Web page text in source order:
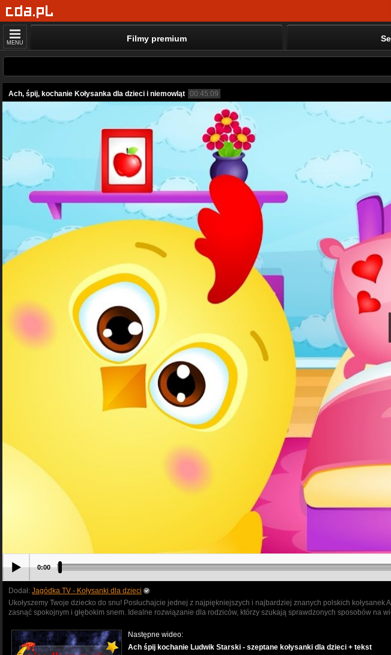
MENU Filmy premium
Ach, śpij, kochanie Kołysanka dla dzieci i niemowląt 00:45:09
0:00
Dodał: Jagódka TV - Kołysanki dla dzieci
Ukołyszemy Twoje dziecko do snu! Posłuchajcie jednej z najpiękniejszych i najbardziej znanych polskich
zasnąć spokojnym i głębokim snem. Idealne rozwiązanie dla rodziców, którzy szukają sprawdzonych sposobów na
Następne wideo:
Ach śpij kochanie Ludwik Starski - szeptane kołysanki dla dzieci + tekst